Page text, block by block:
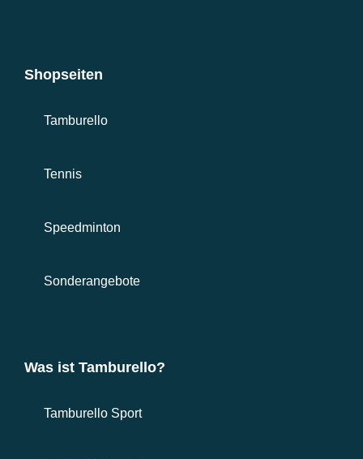
Shopseiten
Tamburello
Tennis
Speedminton
Sonderangebote
Was ist Tamburello?
Tamburello Sport